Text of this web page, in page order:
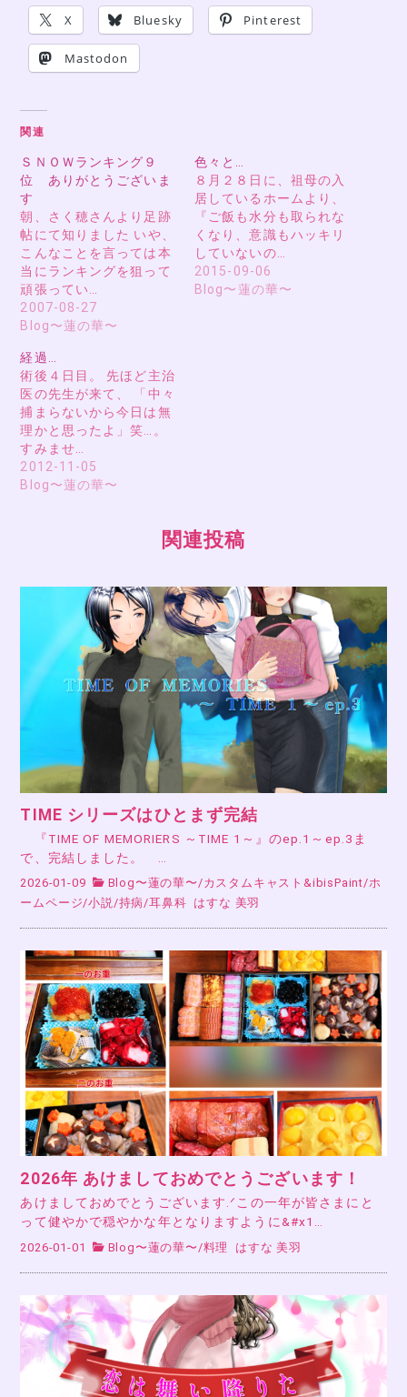
X Bluesky Pinterest
Mastodon
関連
ＳＮＯＷランキング９
位 ありがとうございま
す
朝、さく穂さんより足跡
帖にて知りました いや、
こんなことを言っては本
当にランキングを狙って
頑張ってい…
2007-08-27
Blog〜蓮の華〜
色々と…
８月２８日に、祖母の入
居しているホームより、
『ご飯も水分も取られな
くなり、意識もハッキリ
していないの…
2015-09-06
Blog〜蓮の華〜
経過…
術後４日目。 先ほど主治
医の先生が来て、 「中々
捕まらないから今日は無
理かと思ったよ」笑…。
すみませ…
2012-11-05
Blog〜蓮の華〜
関連投稿
TIME シリーズはひとまず完結
『TIME OF MEMORIERS ～TIME 1～』のep.1～ep.3ま
で、完結しました。 …
2026-01-09 Blog〜蓮の華〜/カスタムキャスト&ibisPaint/ホ
ームページ/小説/持病/耳鼻科 はすな 美羽
2026年 あけましておめでとうございます！
あけましておめでとうございます.ᐟこの一年が皆さまにと
って健やかで穏やかな年となりますように&#x1…
2026-01-01 Blog〜蓮の華〜 /料理 はすな 美羽